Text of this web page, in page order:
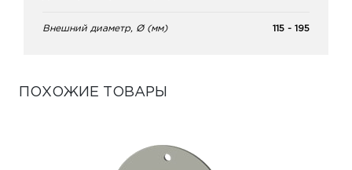
Внешний диаметр, Ø (мм) 115 - 195
ПОХОЖИЕ ТОВАРЫ